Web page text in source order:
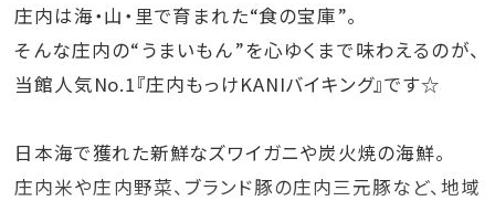
庄内は海・山・里で育まれた“食の宝庫”。
そんな庄内の“うまいもん”を心ゆくまで味わえるのが、
当館人気No.1『庄内もっけKANIバイキング』です☆
日本海で獲れた新鮮なズワイガニや炭火焼の海鮮。
庄内米や庄内野菜、ブランド豚の庄内三元豚など、地域